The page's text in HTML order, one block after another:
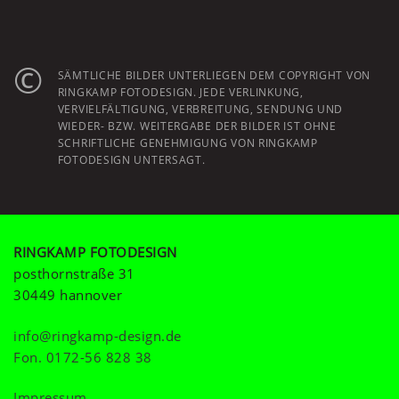
©
SÄMTLICHE BILDER UNTERLIEGEN DEM COPYRIGHT VON
RINGKAMP FOTODESIGN. JEDE VERLINKUNG,
VERVIELFÄLTIGUNG, VERBREITUNG, SENDUNG UND
WIEDER- BZW. WEITERGABE DER BILDER IST OHNE
SCHRIFTLICHE GENEHMIGUNG VON RINGKAMP
FOTODESIGN UNTERSAGT.
RINGKAMP FOTODESIGN
posthornstraße 31
30449 hannover
info@ringkamp-design.de
Fon. 0172-56 828 38